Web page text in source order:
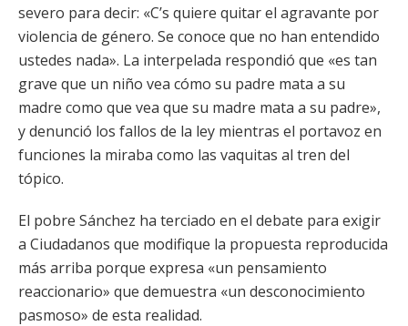
severo para decir: «C’s quiere quitar el agravante por
violencia de género. Se conoce que no han entendido
ustedes nada». La interpelada respondió que «es tan
grave que un niño vea cómo su padre mata a su
madre como que vea que su madre mata a su padre»,
y denunció los fallos de la ley mientras el portavoz en
funciones la miraba como las vaquitas al tren del
tópico.
El pobre Sánchez ha terciado en el debate para exigir
a Ciudadanos que modifique la propuesta reproducida
más arriba porque expresa «un pensamiento
reaccionario» que demuestra «un desconocimiento
pasmoso» de esta realidad.